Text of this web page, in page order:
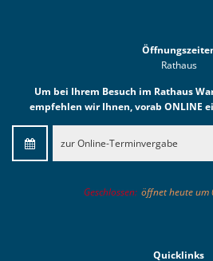
Rathaus
Um bei Ihrem Besuch im Rathaus
empfehlen wir Ihnen, vorab ONLINE
zur Online-Terminvergabe
Klicken, um weitere
Geschlossen: öffnet heute um
Quicklinks